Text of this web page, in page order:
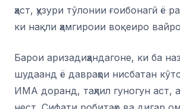
ҳаст, ҳузури тӯлонии ғоибонагӣ ё
ки нақли ҳамгироии воқеиро
Барои аризадиҳандагоне, ки ба
шудаанд ё давраҳои нисбатан
ИМА доранд, таҳлил гуногун аст,